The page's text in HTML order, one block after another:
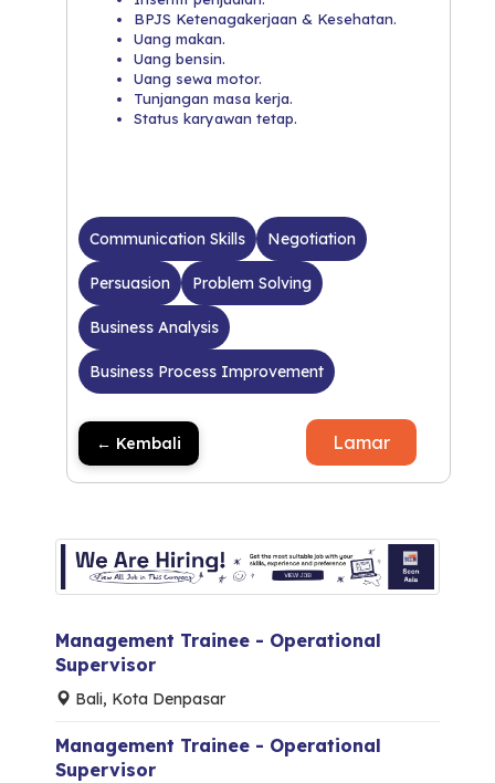
BPJS Ketenagakerjaan & Kesehatan.
Uang makan.
Uang bensin.
Uang sewa motor.
Tunjangan masa kerja.
Status karyawan tetap.
Communication Skills Negotiation
Persuasion Problem Solving
Business Analysis
Business Process Improvement
← Kembali Lamar
Management Trainee - Operational
Supervisor
Bali, Kota Denpasar
Management Trainee - Operational
Supervisor